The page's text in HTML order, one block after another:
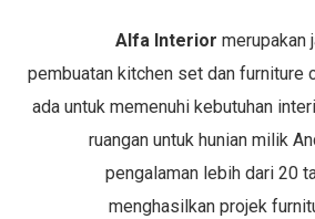
Alfa Interior merupakan
pembuatan kitchen set dan furniture
ada untuk memenuhi kebutuhan
ruangan untuk hunian milik
pengalaman lebih dari 20
menghasilkan projek